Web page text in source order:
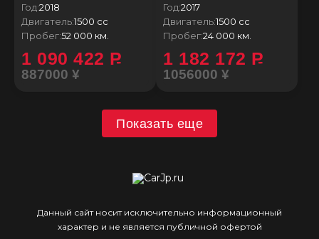
Год:2018
Двигатель:1500 сс
Пробег:52 000 км.
1 090 422 P
887000 ¥
Год:2017
Двигатель:1500 сс
Пробег:24 000 км.
1 182 172 P
1056000 ¥
Показать еще
Данный сайт носит исключительно информационный
характер и не является публичной офертой